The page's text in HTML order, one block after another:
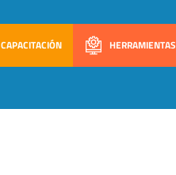
CAPACITACIÓN HERRAMIENTAS